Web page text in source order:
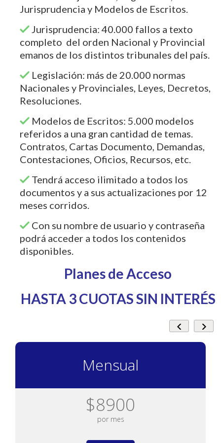
Jurisprudencia y Modelos de Escritos.
Jurisprudencia: 40.000 fallos a texto
completo del orden Nacional y Provincial
emanos de los distintos tribunales del país.
Legislación: más de 20.000 normas
Nacionales y Provinciales, Leyes, Decretos,
Resoluciones.
Modelos de Escritos: 5.000 modelos
referidos a una gran cantidad de temas.
Contratos, Cartas Documento, Demandas,
Contestaciones, Oficios, Recursos, etc.
Tendrá acceso ilimitado a todos los
documentos y a sus actualizaciones por 12
meses corridos.
Con su nombre de usuario y contraseña
podrá acceder a todos los contenidos
disponibles.
Planes de Acceso
HASTA 3 CUOTAS SIN INTERÉS
Mensual
$8900
por mes